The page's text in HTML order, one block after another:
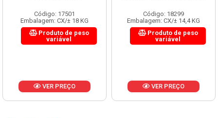
Código: 17501
Embalagem: CX/± 18 KG
Produto de peso
variável
VER PREÇO
Código: 18299
Embalagem: CX/± 14,4 KG
Produto de peso
variável
VER PREÇO